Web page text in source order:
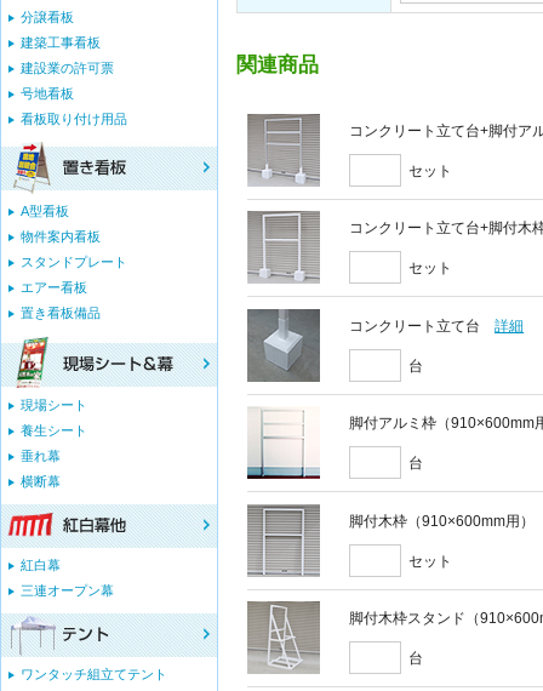
関連商品
コンクリート立て台+脚付ア
セット
コンクリート立て台+脚付木
セット
コンクリート立て台 詳細
台
脚付アルミ枠（910×600mm
台
脚付木枠（910×600mm用）
セット
脚付木枠スタンド（
台
分譲看板
建築工事看板
建設業の許可票
号地看板
看板取り付け用品
A型看板
物件案内看板
スタンドプレート
エアー看板
置き看板備品
現場シート
養生シート
垂れ幕
横断幕
紅白幕
三連オープン幕
ワンタッチ組立てテント